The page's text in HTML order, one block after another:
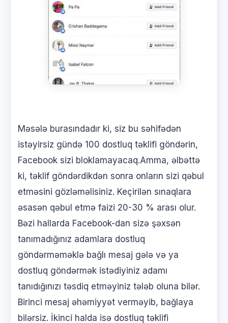
Məsələ burasındadır ki, siz bu səhifədən
istəyirsiz gündə 100 dostluq təklifi göndərin,
Facebook sizi bloklamayacaq.Amma, əlbəttə
ki, təklif göndərdikdən sonra onların sizi qəbul
etməsini gözləməlisiniz. Keçirilən sınaqlara
əsasən qəbul etmə faizi 20-30 % arası olur.
Bəzi hallarda Facebook-dan sizə şəxsən
tanımadığınız adamlara dostluq
göndərməməklə bağlı mesaj gələ və ya
dostluq göndərmək istədiyiniz adamı
tanıdığınızı təsdiq etməyiniz tələb oluna bilər.
Birinci mesaj əhəmiyyət verməyib, bağlaya
bilərsiz. İkinci halda isə dostluq təklifi